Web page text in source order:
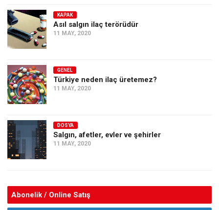
KAPAK
Asıl salgın ilaç terörüdür
11 MAY, 2020
GENEL
Türkiye neden ilaç üretemez?
11 MAY, 2020
DOSYA
Salgın, afetler, evler ve şehirler
11 MAY, 2020
Abonelik / Online Satış